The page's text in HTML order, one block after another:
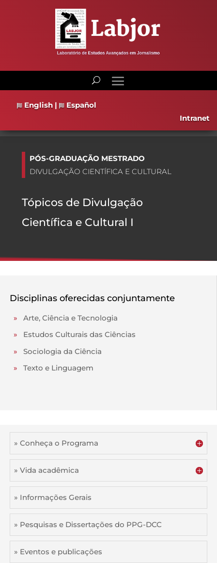
English |
Español
Intranet
PÓS-GRADUAÇÃO MESTRADO
DIVULGAÇÃO CIENTÍFICA E CULTURAL
Tópicos de Divulgação
Científica e Cultural I
Disciplinas oferecidas conjuntamente
» Arte, Ciência e Tecnologia
» Estudos Culturais das Ciências
» Sociologia da Ciência
» Texto e Linguagem
» Conheça o Programa
» Vida acadêmica
» Informações Gerais
» Pesquisas e Dissertações do PPG-DCC
» Eventos e publicações